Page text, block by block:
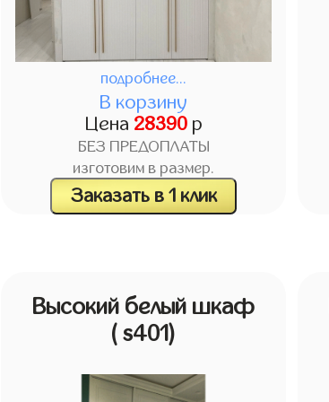
подробнее...
В корзину
Цена 28390р
БЕЗ ПРЕДОПЛАТЫ
изготовим в размер.
Заказать в 1 клик
Высокий белый шкаф
( s401)